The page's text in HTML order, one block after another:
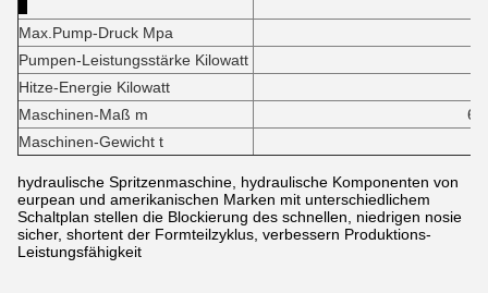
Max.Pump-Druck Mpa
Pumpen-Leistungsstärke Kilowatt
Hitze-Energie Kilowatt
Maschinen-Maß m
Maschinen-Gewicht t
hydraulische Spritzenmaschine, hydraulische Komponenten von
eurpean und amerikanischen Marken mit unterschiedlichem
Schaltplan stellen die Blockierung des schnellen, niedrigen nosie
sicher, shortent der Formteilzyklus, verbessern Produktions-
Leistungsfähigkeit